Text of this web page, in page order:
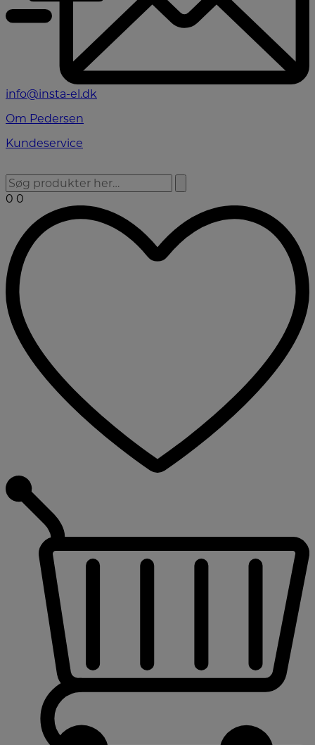
info@insta-el.dk
Om Pedersen
Kundeservice
0 0